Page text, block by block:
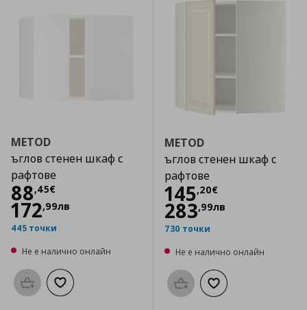
METOD
ъглов стенен шкаф с
рафтове
88,45€
Цена
172,99лв
445 точки
Не е налично онлайн
Προσθήκη στο καλάθι
Добави към списъка с любими
METOD
ъглов стенен шкаф с
рафтове
145,20€
Цена
283,99лв
730 точки
Не е налично онлайн
Προσθήκη στο καλάθι
Добави към